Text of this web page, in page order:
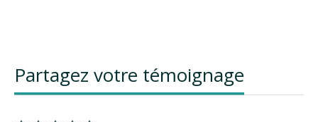
Partagez votre témoignage